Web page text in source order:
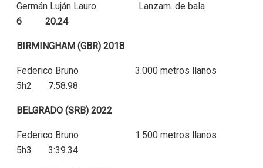
Germán Luján Lauro Lanzam. de bala
6 20.24
BIRMINGHAM (GBR) 2018
Federico Bruno 3.000 metros llanos
5h2 7:58.98
BELGRADO (SRB) 2022
Federico Bruno 1.500 metros llanos
5h3 3:39.34